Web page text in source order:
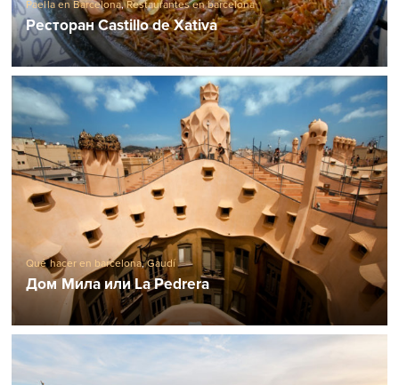
Paella en Barcelona,Restaurantes en barcelona
Ресторан Castillo de Xativa
Qué hacer en barcelona,Gaudí
Дом Мила или La Pedrera